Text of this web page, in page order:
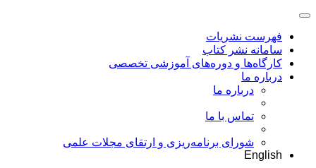
فهرست نشریات
سامانه نشر کتاب
کارگاه‌ها و دوره‌های آموزشی تخصصی
درباره ما
درباره ما
تماس با ما
شورای برنامه‌ریزی و ارتقای مجلات علمی
English